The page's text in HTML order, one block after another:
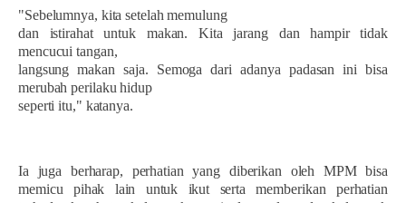
"Sebelumnya, kita setelah memulung
dan istirahat untuk makan. Kita jarang dan hampir tidak
mencucui tangan,
langsung makan saja. Semoga dari adanya padasan ini bisa
merubah perilaku hidup
seperti itu," katanya.
Ia juga berharap, perhatian yang diberikan oleh MPM bisa
memicu pihak lain untuk ikut serta memberikan perhatian